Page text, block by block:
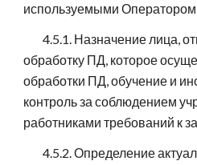
используемыми
4.5.1. Назначение лица,
обработку ПД, которое
обработки ПД, обучение и
контроль за соблюдением
работниками требований к
4.5.2. Определение